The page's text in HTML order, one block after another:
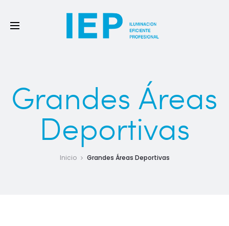
Grandes Áreas
Deportivas
Inicio Grandes Áreas Deportivas